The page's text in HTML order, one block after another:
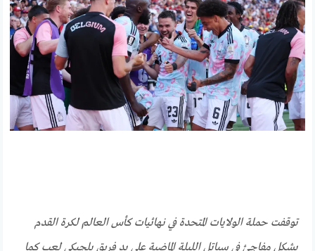
توقفت حملة الولايات المتحدة في نهائيات كأس العالم لكرة القدم
بشكل مفاجئ في سياتل الليلة الماضية على يد فريق بلجيكي لعب كما